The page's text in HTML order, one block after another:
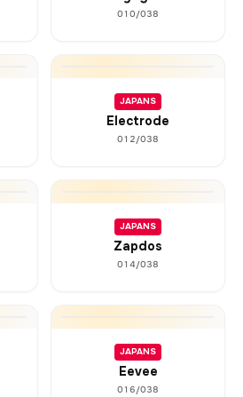
010/038
JAPANS
Electrode
012/038
JAPANS
Zapdos
014/038
JAPANS
Eevee
016/038